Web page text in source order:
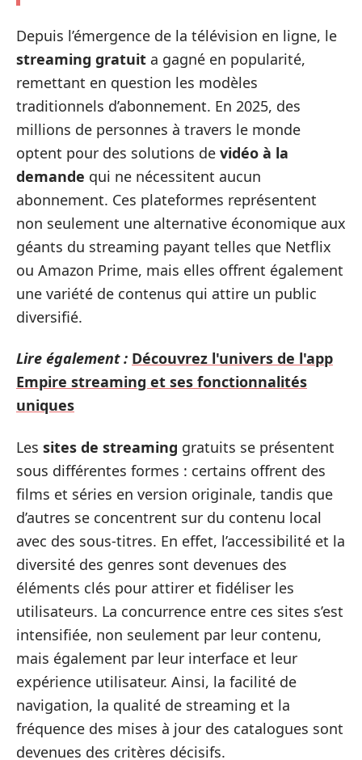
Depuis l’émergence de la télévision en ligne, le
streaming gratuit a gagné en popularité,
remettant en question les modèles
traditionnels d’abonnement. En 2025, des
millions de personnes à travers le monde
optent pour des solutions de vidéo à la
demande qui ne nécessitent aucun
abonnement. Ces plateformes représentent
non seulement une alternative économique aux
géants du streaming payant telles que Netflix
ou Amazon Prime, mais elles offrent également
une variété de contenus qui attire un public
diversifié.
Lire également : Découvrez l'univers de l'app
Empire streaming et ses fonctionnalités
uniques
Les sites de streaming gratuits se présentent
sous différentes formes : certains offrent des
films et séries en version originale, tandis que
d’autres se concentrent sur du contenu local
avec des sous-titres. En effet, l’accessibilité et la
diversité des genres sont devenues des
éléments clés pour attirer et fidéliser les
utilisateurs. La concurrence entre ces sites s’est
intensifiée, non seulement par leur contenu,
mais également par leur interface et leur
expérience utilisateur. Ainsi, la facilité de
navigation, la qualité de streaming et la
fréquence des mises à jour des catalogues sont
devenues des critères décisifs.